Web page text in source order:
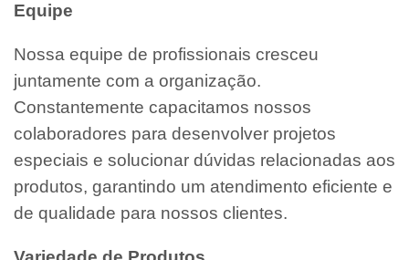
Equipe
Nossa equipe de profissionais cresceu
juntamente com a organização.
Constantemente capacitamos nossos
colaboradores para desenvolver projetos
especiais e solucionar dúvidas relacionadas aos
produtos, garantindo um atendimento eficiente e
de qualidade para nossos clientes.